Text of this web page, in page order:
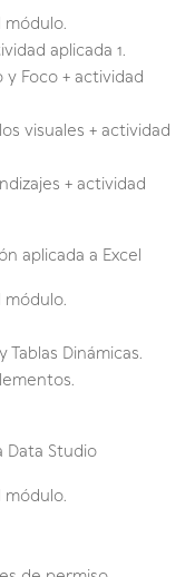
aplicada 1.
y Foco + actividad
visuales + actividad
+ actividad
aplicada a Excel
Dinámicas.
Data Studio